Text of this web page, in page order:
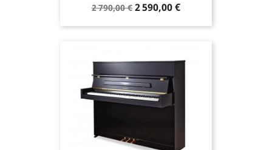
2 790,00 € 2 590,00 €